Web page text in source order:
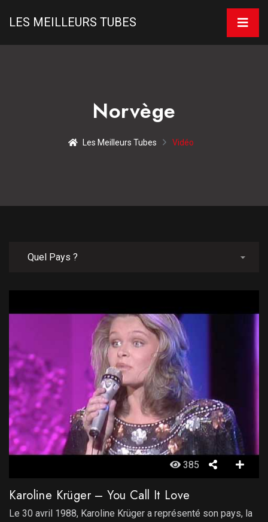
LES MEILLEURS TUBES
Norvège
Les Meilleurs Tubes Vidéo
385
Karoline Krüger – You Call It Love
Le 30 avril 1988, Karoline Krüger a représenté son pays, la